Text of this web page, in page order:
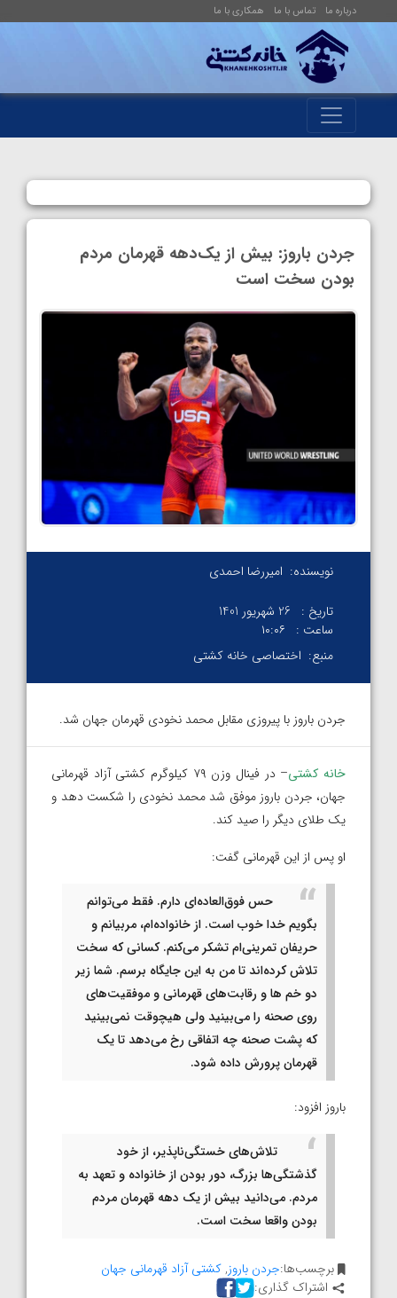
درباره ما تماس با ما همکاری با ما
جردن باروز: بیش از یک‌دهه قهرمان مردم
بودن سخت است
نویسنده: امیررضا احمدی
تاریخ :
26 شهریور 1401
ساعت :
۱۰:۰۶
منبع: اختصاصی خانه کشتی
جردن باروز با پیروزی مقابل محمد نخودی قهرمان جهان شد.
خانه کشتی
– در فینال وزن ۷۹ کیلوگرم کشتی آزاد قهرمانی
جهان، جردن باروز موفق شد محمد نخودی را شکست دهد و
یک طلای دیگر را صید کند.
او پس از این قهرمانی گفت:
حس فوق‌العاده‌ای دارم. فقط می‌توانم
بگویم خدا خوب است. از خانواده‌ام، مربیانم و
حریفان تمرینی‌ام تشکر می‌کنم. کسانی که سخت
تلاش کرده‌اند تا من به این جایگاه برسم. شما زیر
دو خم ها و رقابت‌های قهرمانی و موفقیت‌های
روی صحنه را می‌بینید ولی هیچوقت نمی‌بینید
که پشت صحنه چه اتفاقی رخ می‌دهد تا یک
قهرمان پرورش داده شود.
باروز افزود:
تلاش‌های خستگی‌ناپذیر، از خود
گذشتگی‌ها بزرگ، دور بودن از خانواده و تعهد به
مردم. می‌دانید بیش از یک دهه قهرمان مردم
بودن واقعا سخت است.
برچسب‌ها:جردن باروز,کشتی آزاد قهرمانی جهان
اشتراک گذاری: